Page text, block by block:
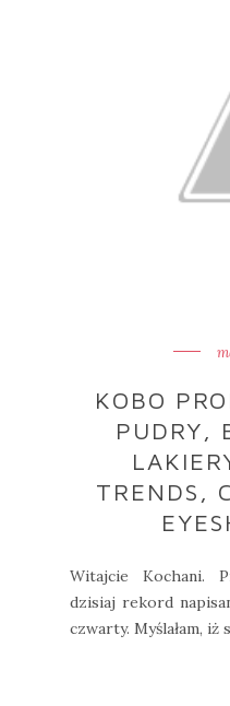
KOBO
PUDRY,
TRENDS,
Witajcie Kochani.
dzisiaj rekord
czwarty. Myślałam, iż